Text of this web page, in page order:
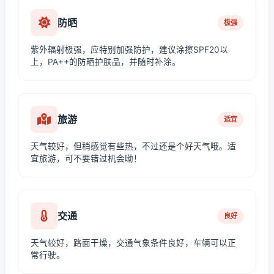
防晒 极强
紫外辐射极强，应特别加强防护，建议涂擦SPF20以
上，PA++的防晒护肤品，并随时补涂。
旅游 适宜
天气较好，但稍感觉有些热，不过还是个好天气哦。适
宜旅游，可不要错过机会呦！
交通 良好
天气较好，路面干燥，交通气象条件良好，车辆可以正
常行驶。